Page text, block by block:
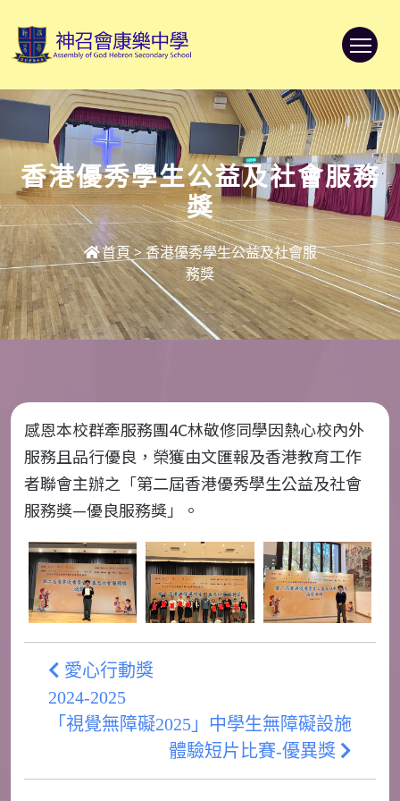
香港優秀學生公益及社會服務
獎
首頁 >香港優秀學生公益及社會服
務獎
感恩本校群牽服務團4C林敬修同學因熱心校內外
服務且品行優良，榮獲由文匯報及香港教育工作
者聯會主辦之「第二屆香港優秀學生公益及社會
服務獎—優良服務獎」。
愛心行動獎
2024-2025
「視覺無障礙2025」中學生無障礙設施
體驗短片比賽-優異獎